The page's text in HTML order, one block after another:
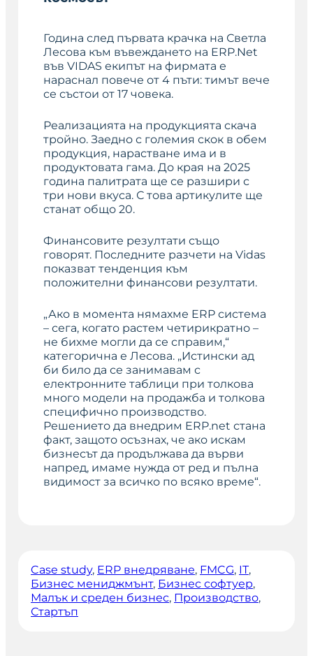
Година след първата крачка на Светла
Лесова към въвеждането на ERP.Net
във VIDAS екипът на фирмата е
нараснал повече от 4 пъти: тимът вече
се състои от 17 човека.
Реализацията на продукцията скача
тройно. Заедно с големия скок в обем
продукция, нарастване има и в
продуктовата гама. До края на 2025
година палитрата ще се разшири с
три нови вкуса. С това артикулите ще
станат общо 20.
Финансовите резултати също
говорят. Последните разчети на Vidas
показват тенденция към
положителни финансови резултати.
„Ако в момента нямахме ERP система
– сега, когато растем четирикратно –
не бихме могли да се справим,“
категорична е Лесова. „Истински ад
би било да се занимавам с
електронните таблици при толкова
много модели на продажба и толкова
специфично производство.
Решението да внедрим ERP.net стана
факт, защото осъзнах, че ако искам
бизнесът да продължава да върви
напред, имаме нужда от ред и пълна
видимост за всичко по всяко време“.
Case study, ERP внедряване, FMCG, IT
Бизнес мениджмънт, Бизнес софтуер
Малък и среден бизнес, Производство
Стартъп